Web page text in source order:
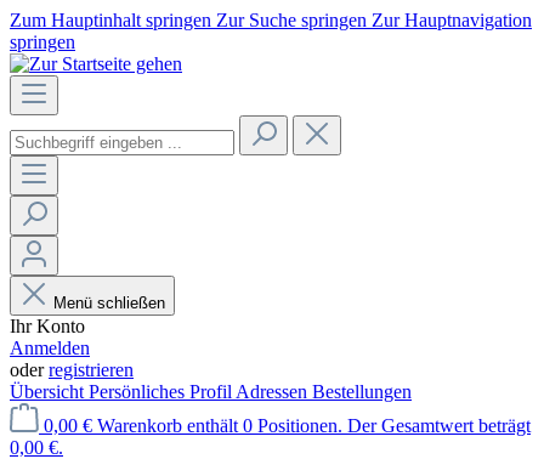
Zum Hauptinhalt springen Zur Suche springen Zur Hauptnavigation
springen
Menü schließen
Ihr Konto
Anmelden
oderregistrieren
Übersicht Persönliches Profil Adressen Bestellungen
0,00 € Warenkorb enthält 0 Positionen. Der Gesamtwert beträgt
0,00 €.